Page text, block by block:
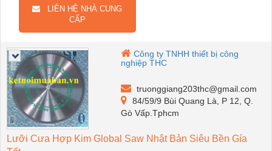
LIÊN HỆ NHÀ CUNG
CẤP
Công ty TNHH thiết bị công
nghiệp THC
truonggiang203thc@gmail.com
84/59/9 Bùi Quang Là, P 12, Q.
Gò Vấp.Tphcm
Lưỡi Cưa Hợp Kim Global Saw Nhật Bản Siêu Bền Gía